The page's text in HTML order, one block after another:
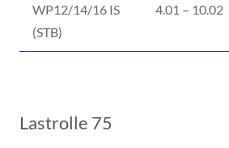
WP12/14/16 IS
(STB)
4.01 – 10.02
Lastrolle 75